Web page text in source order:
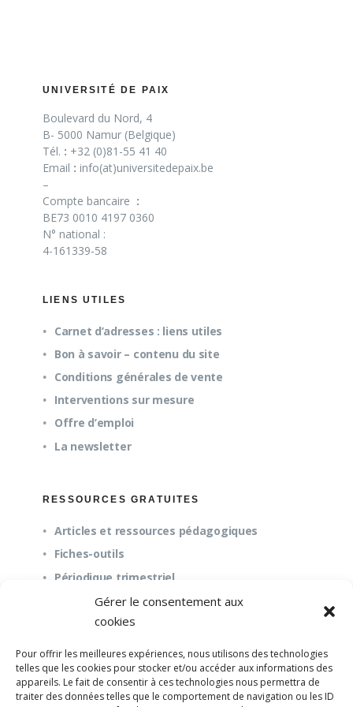
Gérer le consentement aux
cookies
Pour offrir les meilleures expériences, nous utilisons des technologies
telles que les cookies pour stocker et/ou accéder aux informations des
appareils. Le fait de consentir à ces technologies nous permettra de
traiter des données telles que le comportement de navigation ou les ID
UNIVERSITÉ DE PAIX
Boulevard du Nord, 4
B- 5000 Namur (Belgique)
Tél. : +32 (0)81-55 41 40
Email : info(at)universitedepaix.be
–
Compte bancaire :
BE73 0010 4197 0360
N° national :
4-161339-58
LIENS UTILES
Carnet d’adresses : liens utiles
Bon à savoir – contenu du site
Conditions générales de vente
Interventions sur mesure
Offre d’emploi
La newsletter
RESSOURCES GRATUITES
Articles et ressources pédagogiques
Fiches-outils
Périodique trimestriel
À propos
Questions fréquentes (FAQ)